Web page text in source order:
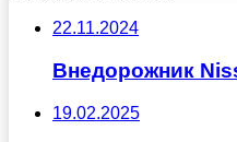
22.11.2024
Внедорожник
19.02.2025